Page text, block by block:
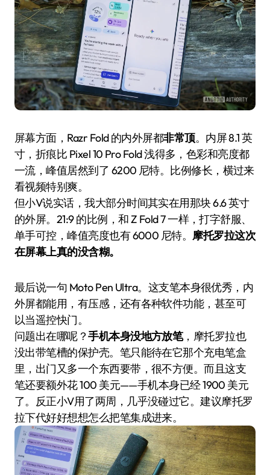
屏幕方面，Razr Fold 的内外屏都非常顶。内屏 8.1 英
寸，折痕比 Pixel 10 Pro Fold 浅得多，色彩和亮度都
一流，峰值居然到了 6200 尼特。比例修长，横过来
看视频特别爽。
但小V说实话，我大部分时间其实在用那块 6.6 英寸
的外屏。21:9 的比例，和 Z Fold 7 一样，打字舒服、
单手可控，峰值亮度也有 6000 尼特。 摩托罗拉这次
在屏幕上真的没含糊。
最后说一句 Moto Pen Ultra。这支笔本身很优秀，内
外屏都能用，有压感，还有各种软件功能，甚至可
以当遥控快门。
问题出在哪呢？手机本身没地方放笔，摩托罗拉也
没出带笔槽的保护壳。笔只能待在它那个充电笔盒
里，出门又多一个东西要带，很不方便。而且这支
笔还要额外花 100 美元——手机本身已经 1900 美元
了。反正小V用了两周，几乎没碰过它。建议摩托罗
拉下代好好想想怎么把笔集成进来。